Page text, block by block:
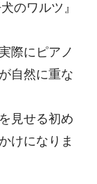
のワルツ』
際にピアノ
自然に重な
見せる初め
けになりま